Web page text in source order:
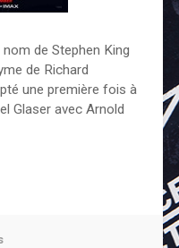
de Stephen King
de Richard
une première fois à
Glaser avec Arnold